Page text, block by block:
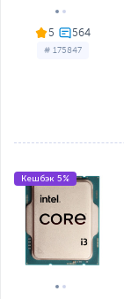
5
# 175847
Кешбэк 5%